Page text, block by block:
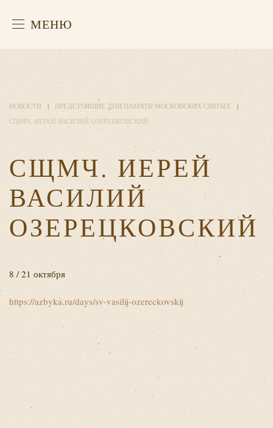
МЕНЮ
НОВОСТИ
ПРЕДСТОЯЩИЕ ДНИ ПАМЯТИ МОСКОВСКИХ СВЯТЫХ
СЩМЧ. ИЕРЕЙ ВАСИЛИЙ ОЗЕРЕЦКОВСКИЙ
СЩМЧ. ИЕРЕЙ
ВАСИЛИЙ
ОЗЕРЕЦКОВСКИЙ
8 / 21 октября
https://azbyka.ru/days/sv-vasilij-ozereckovskij